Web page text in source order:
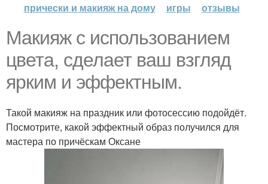
прически и макияж на дому
игры отзывы
Макияж с использованием
цвета, сделает ваш взгляд
ярким и эффектным.
Такой макияж на праздник или фотосессию подойдёт.
Посмотрите, какой эффектный образ получился для
мастера по причёскам Оксане